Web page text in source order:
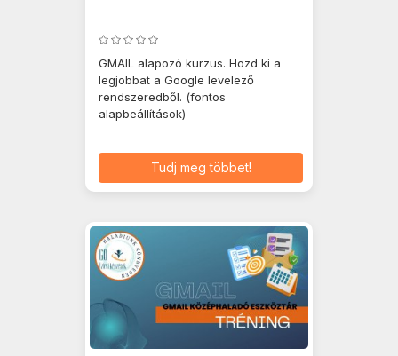
GMAIL alapozó kurzus. Hozd ki a
legjobbat a Google levelező
rendszeredből. (fontos
alapbeállítások)
Tudj meg többet!